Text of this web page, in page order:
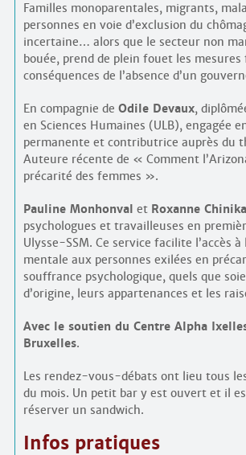
Familles monoparentales, migrants,
personnes en voie d’exclusion du
incertaine… alors que le secteur non
bouée, prend de plein fouet les mesures
conséquences de l’absence d’un
En compagnie de Odile Devaux,
en Sciences Humaines (ULB), engagée
permanente et contributrice auprès du
Auteure récente de « Comment
précarité des femmes ».
Pauline Monhonval et Roxanne
psychologues et travailleuses en
Ulysse-SSM. Ce service facilite l’accès à
mentale aux personnes exilées en
souffrance psychologique, quels que
d’origine, leurs appartenances et les
Avec le soutien du Centre Alpha
Bruxelles.
Les rendez-vous-débats ont lieu tous
du mois. Un petit bar y est ouvert et il
réserver un sandwich.
Infos pratiques